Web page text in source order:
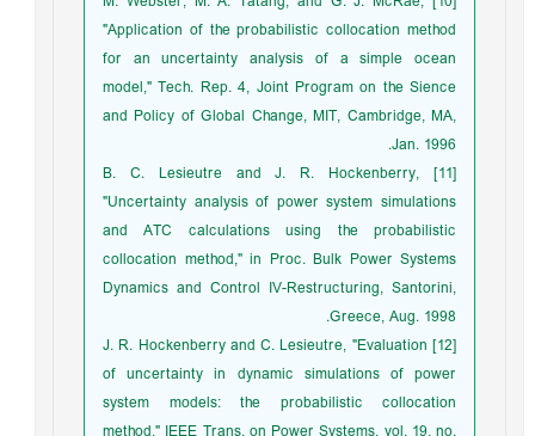
"Application of the probabilistic collocation method
for an uncertainty analysis of a simple ocean
model," Tech. Rep. 4, Joint Program on the Sience
and Policy of Global Change, MIT, Cambridge, MA,
Jan. 1996.
[11] B. C. Lesieutre and J. R. Hockenberry,
"Uncertainty analysis of power system simulations
and ATC calculations using the probabilistic
collocation method," in Proc. Bulk Power Systems
Dynamics and Control IV-Restructuring, Santorini,
Greece, Aug. 1998.
[12] J. R. Hockenberry and C. Lesieutre, "Evaluation
of uncertainty in dynamic simulations of power
system models: the probabilistic collocation